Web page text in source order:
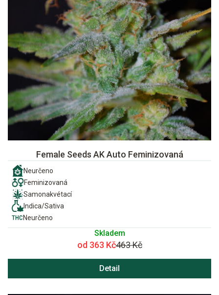
Female Seeds AK Auto Feminizovaná
Neurčeno
Feminizovaná
Samonakvétací
Indica/Sativa
Neurčeno
Skladem
od 363 Kč463 Kč
Detail